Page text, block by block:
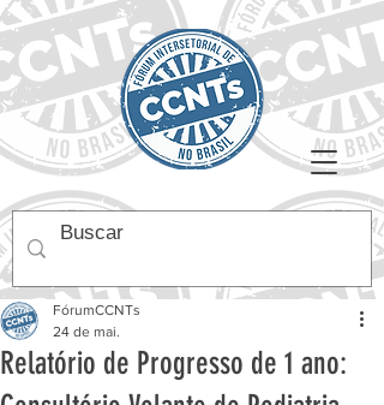
Relatório de Progresso de 1 ano:
FórumCCNTs
24 de mai.